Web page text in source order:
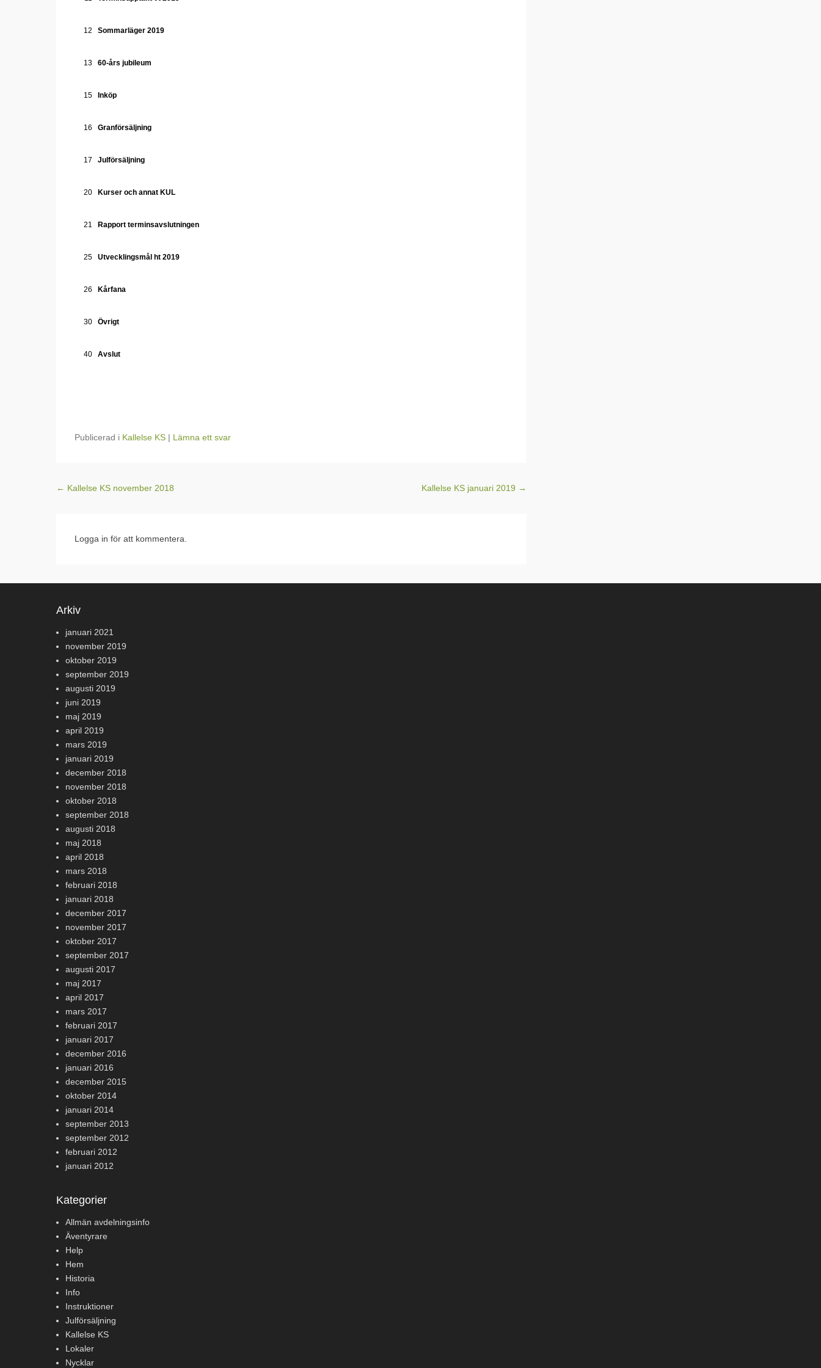
12 Sommarläger 2019
13 60-års jubileum
15 Inköp
16 Granförsäljning
17 Julförsäljning
20 Kurser och annat KUL
21 Rapport terminsavslutningen
25 Utvecklingsmål ht 2019
26 Kårfana
30 Övrigt
40 Avslut
Publicerad i Kallelse KS | Lämna ett svar
Inläggsnavigering
← Kallelse KS november 2018 Kallelse KS januari 2019 →
Logga in för att kommentera.
Arkiv
januari 2021
november 2019
oktober 2019
september 2019
augusti 2019
juni 2019
maj 2019
april 2019
mars 2019
januari 2019
december 2018
november 2018
oktober 2018
september 2018
augusti 2018
maj 2018
april 2018
mars 2018
februari 2018
januari 2018
december 2017
november 2017
oktober 2017
september 2017
augusti 2017
maj 2017
april 2017
mars 2017
februari 2017
januari 2017
december 2016
januari 2016
december 2015
oktober 2014
januari 2014
september 2013
september 2012
februari 2012
januari 2012
Kategorier
Allmän avdelningsinfo
Äventyrare
Help
Hem
Historia
Info
Instruktioner
Julförsäljning
Kallelse KS
Lokaler
Nycklar